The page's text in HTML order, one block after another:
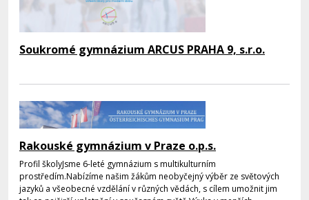
Soukromé gymnázium ARCUS PRAHA 9, s.r.o.
Rakouské gymnázium v Praze o.p.s.
Profil školyJsme 6-leté gymnázium s multikulturním
prostředím.Nabízíme našim žákům neobyčejný výběr ze světových
jazyků a všeobecné vzdělání v různých vědách, s cílem umožnit jim